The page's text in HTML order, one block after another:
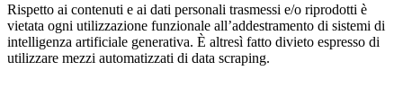
Rispetto ai contenuti e ai dati personali trasmessi e/o riprodotti è
vietata ogni utilizzazione funzionale all’addestramento di sistemi di
intelligenza artificiale generativa. È altresì fatto divieto espresso di
utilizzare mezzi automatizzati di data scraping.